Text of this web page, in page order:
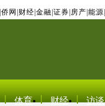
侨网 财经 金融 证券 房产 能源
体育 财经 访谈